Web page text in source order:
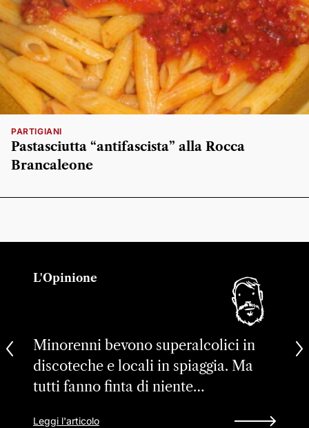
PARTIGIANI
Pastasciutta “antifascista” alla Rocca
Brancaleone
L'Opinione
Minorenni bevono superalcolici in
discoteche e locali in spiaggia. Ma
tutti fanno finta di niente…
Leggi l'articolo